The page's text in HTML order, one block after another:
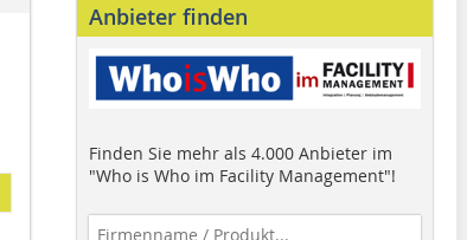
Anbieter finden
Finden Sie mehr als 4.000 Anbieter im
"Who is Who im Facility Management"!